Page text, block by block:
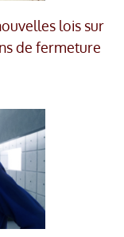
lois sur
de fermeture